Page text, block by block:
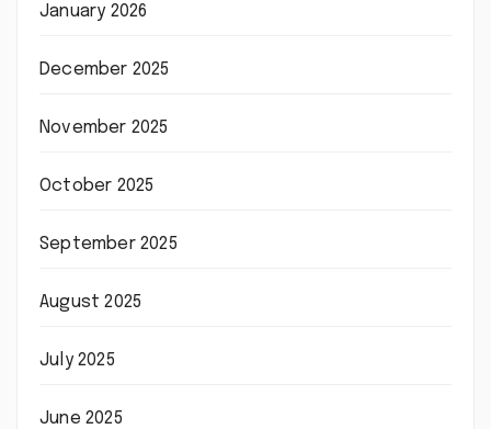
January 2026
December 2025
November 2025
October 2025
September 2025
August 2025
July 2025
June 2025